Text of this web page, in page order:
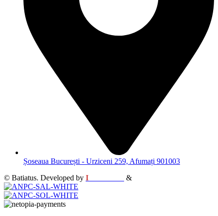
Șoseaua București - Urziceni 259, Afumați 901003
© Batiatus. Developed by I &